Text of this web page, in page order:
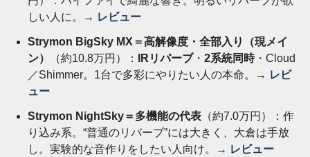
しい人に。→ レビュー
Strymon BigSky MX＝高解像度・全部入り（現メイ
ン）
（約10.8万円）： IRリバーブ・ 2系統同時・Cloud
／Shimmer。1台で多彩にやりたい人の本命。→ レビ
ュー
Strymon NightSky＝多機能の代表（約7.0万円）：作
り込み系。“普通のリバーブ”には大きく、大倉は手放
し。実験的な音作りをしたい人向け。→ レビュー